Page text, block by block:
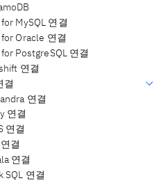
MySQL 연결
Oracle 연결
PostgreSQL 연결
연결
결
연결
연결
연결
결
연결
SQL 연결